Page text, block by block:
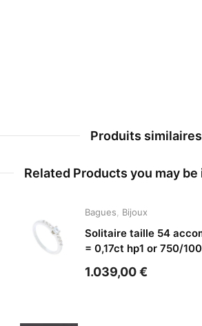
Produits similaires
Related Products you may
Bagues Bijoux
Solitaire taille 54
= 0,17ct hp1 or 750/
1.039,00€